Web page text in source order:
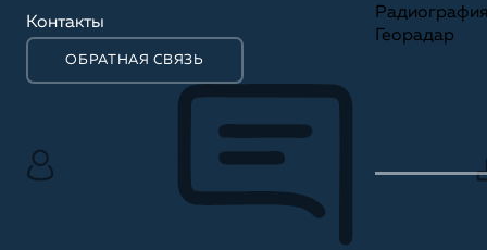
Контакты
ОБРАТНАЯ СВЯЗЬ
Георадар